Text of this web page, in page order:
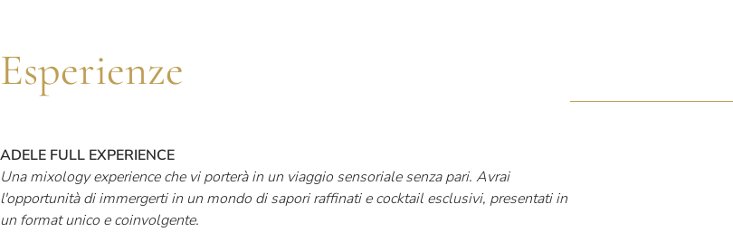
Esperienze
ADELE FULL EXPERIENCE
Una mixology experience che vi porterà in un viaggio sensoriale senza pari. Avrai
l'opportunità di immergerti in un mondo di sapori raffinati e cocktail esclusivi, presentati in
un format unico e coinvolgente.